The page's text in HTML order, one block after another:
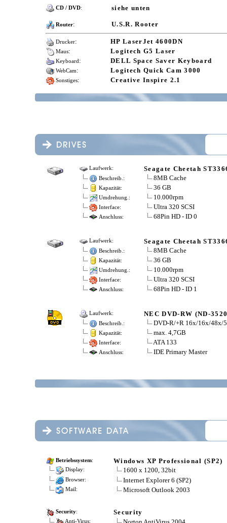
CD / DVD: siehe unten
Router: U.S.R. Rooter
Drucker: HP LaserJet 4600DN
Maus: Logitech G5 Laser
Keyboard: DELL Space Saver Keyboard
WebCam: Logitech Quick Cam 3000
Sonstiges: Creative Inspire 2.1
Laufwerk: Seagate Cheetah
Beschreib.: 8MB Cache
Kapazität: 36 GB
Umdrehung.: 10.000rpm
Interface: Ultra 320 SCSI
Anschluss: 68Pin HD - ID 0
Laufwerk: Seagate Cheetah
Beschreib.: 8MB Cache
Kapazität: 36 GB
Umdrehung.: 10.000rpm
Interface: Ultra 320 SCSI
Anschluss: 68Pin HD - ID 1
Laufwerk: NEC DVD-RW (ND-
Beschreib.: DVD-R/+R 16x/16x/48x/
Kapazität: max. 4,7GB
Interface: ATA 133
Anschluss: IDE Primary Master
Betriebssystem: Windows XP Professional (SP2)
Display: 1600 x 1200, 32bit
Browser: Internet Explorer 6 (SP2)
Mail: Microsoft Outlook 2003
Security: Security
Anti-Virus: